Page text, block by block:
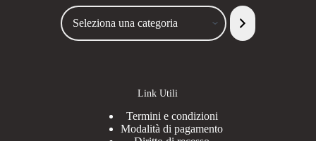
Seleziona
una
categoria
Link Utili
Termini e condizioni
Modalità di pagamento